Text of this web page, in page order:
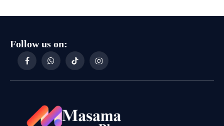
Follow us on:
FacebookWhatsAppTikTokInstagram